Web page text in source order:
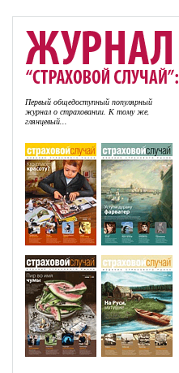
Первый общедоступный популярный
журнал о страховании. К тому же,
глянцевый...